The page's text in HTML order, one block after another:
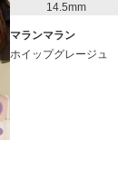
14.5mm
マランマラン
ホイップグレージュ